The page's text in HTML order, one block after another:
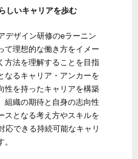
しいキャリアを歩む
デザイン研修のeラーニン
て理想的な働き方をイメー
方法を理解することを目指
なるキャリア・アンカーを
性を持ったキャリアを構築
組織の期待と自身の志向性
スとなる考え方やスキルを
応できる持続可能なキャリ